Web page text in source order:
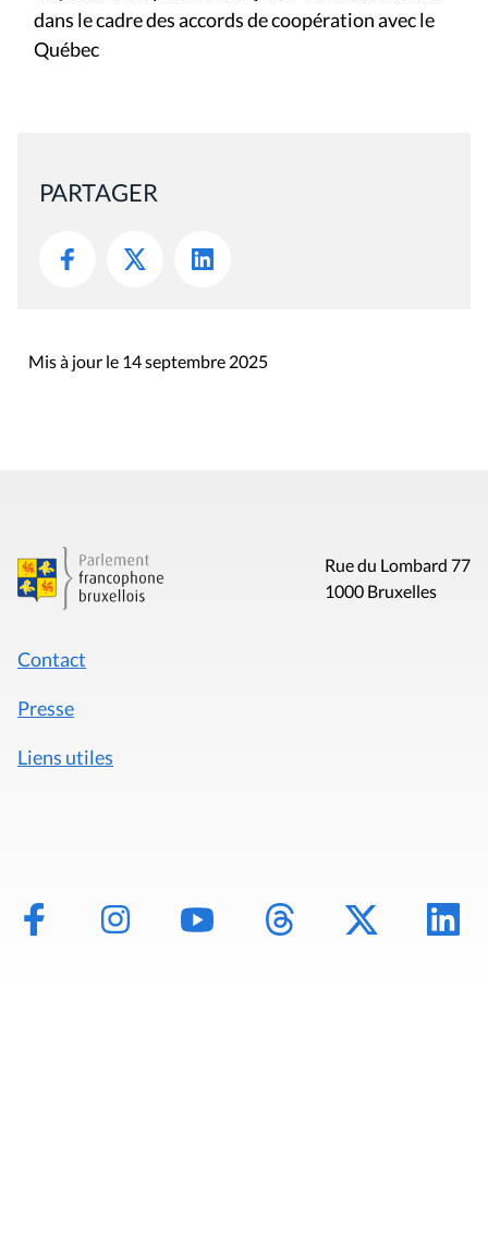
dans le cadre des accords de coopération avec le
Québec
PARTAGER
Mis à jour le 14 septembre 2025
Rue du Lombard 77
1000 Bruxelles
Contact
Presse
Liens utiles